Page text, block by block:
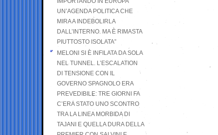
UN’AGENDA POLITICA CHE
MIRA A INDEBOLIRLA
DALL’INTERNO. MA È RIMASTA
PIUTTOSTO ISOLATA”
MELONI SI È INFILATA DA SOLA
NEL TUNNEL. L’ESCALATION
DI TENSIONE CON IL
GOVERNO SPAGNOLO ERA
PREVEDIBILE: TRE GIORNI FA
C’ERA STATO UNO SCONTRO
TRA LA LINEA MORBIDA DI
TAJANI E QUELLA DURA DELLA